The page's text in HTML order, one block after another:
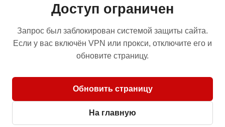
Доступ ограничен
Запрос был заблокирован системой защиты сайта.
Если у вас включён VPN или прокси, отключите его и
обновите страницу.
Обновить страницу
На главную